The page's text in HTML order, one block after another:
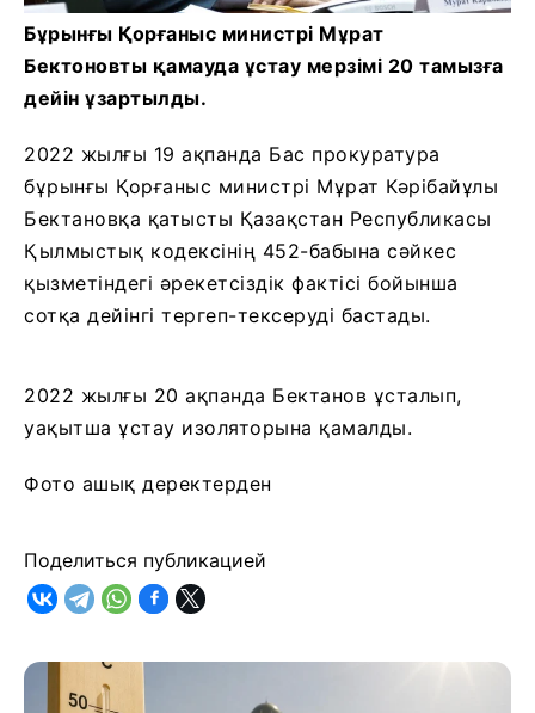
Бұрынғы Қорғаныс министрі Мұрат
Бектоновты қамауда ұстау мерзімі 20 тамызға
дейін ұзартылды.
2022 жылғы 19 ақпанда Бас прокуратура
бұрынғы Қорғаныс министрі Мұрат Кәрібайұлы
Бектановқа қатысты Қазақстан Республикасы
Қылмыстық кодексінің 452-бабына сәйкес
қызметіндегі әрекетсіздік фактісі бойынша
сотқа дейінгі тергеп-тексеруді бастады.
2022 жылғы 20 ақпанда Бектанов ұсталып,
уақытша ұстау изоляторына қамалды.
Фото ашық деректерден
Поделиться публикацией